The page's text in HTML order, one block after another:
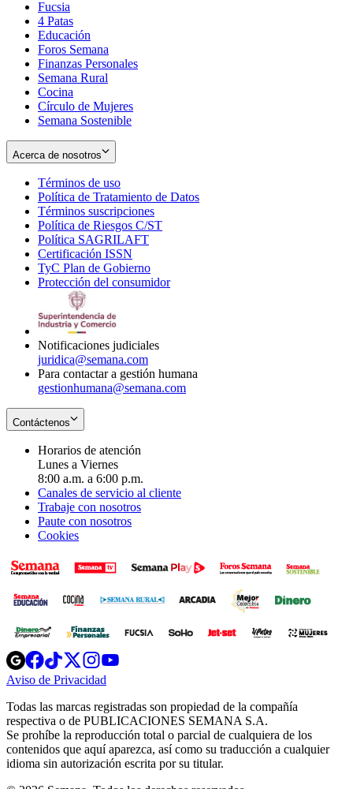
in
new
window
Fucsia
in
new
window
4 Patas
Educación
Foros Semana
Finanzas Personales
Semana Rural
Cocina
Círculo de Mujeres
Semana Sostenible
Acerca de nosotros
Términos de uso
in
new
window
Política de Tratamiento de Datos
Términos suscripciones
in
Política de Riesgos C/ST
Política SAGRILAFT
new
window
Certificación ISSN
in
new
TyC Plan de Gobierno
in
Protección del consumidorOpens
Notificaciones judiciales
juridica@semana.com
Para contactar a gestión humana
gestionhumana@semana.com
Contáctenos
Horarios de atención
Lunes a Viernes
8:00 a.m. a 6:00 p.m.
Canales de servicio al cliente
Trabaje con nosotros
Paute con nosotros
Cookies
Opens
in
new
Opens
in
new
Opens
in
new
window
Opens
new
windowwindow
Aviso de Privacidad
new
window
Todas las marcas registradas son propiedad de la compañía
respectiva o de PUBLICACIONES SEMANA S.A.
Se prohíbe la reproducción total o parcial de cualquiera de los
contenidos que aquí aparezca, así como su traducción a cualquier
idioma sin autorización escrita por su titular.